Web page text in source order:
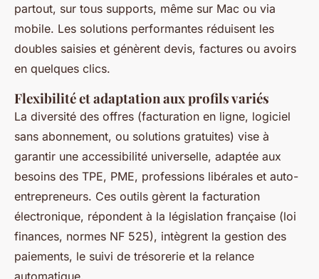
partout, sur tous supports, même sur Mac ou via
mobile. Les solutions performantes réduisent les
doubles saisies et génèrent devis, factures ou avoirs
en quelques clics.
Flexibilité et adaptation aux profils variés
La diversité des offres (facturation en ligne, logiciel
sans abonnement, ou solutions gratuites) vise à
garantir une accessibilité universelle, adaptée aux
besoins des TPE, PME, professions libérales et auto-
entrepreneurs. Ces outils gèrent la facturation
électronique, répondent à la législation française (loi
finances, normes NF 525), intègrent la gestion des
paiements, le suivi de trésorerie et la relance
automatique.